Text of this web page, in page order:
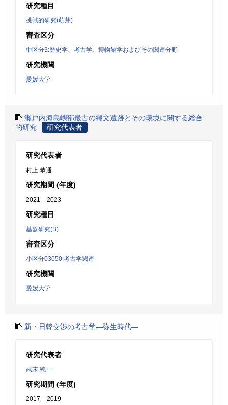
研究種目
挑戦的研究(萌芽)
審査区分
中区分3:歴史学、考古学、博物館学およびその関連分野
研究機関
愛媛大学
瀬戸内海島嶼部最古の縄文遺跡とその環境に関する総合
的研究
研究代表者
研究代表者
村上 恭通
研究期間 (年度)
2021 – 2023
研究種目
基盤研究(B)
審査区分
小区分03050:考古学関連
研究機関
愛媛大学
新・日韓交渉の考古学―弥生時代―
研究代表者
武末 純一
研究期間 (年度)
2017 – 2019